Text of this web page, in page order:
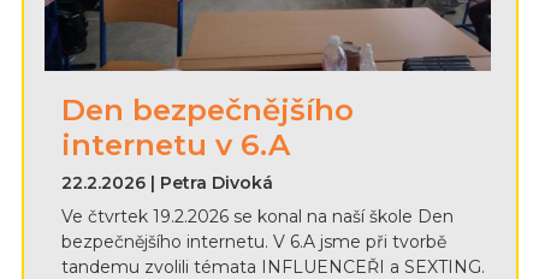
Den bezpečnějšího
internetu v 6.A
22.2.2026 | Petra Divoká
Ve čtvrtek 19.2.2026 se konal na naší škole Den
bezpečnějšího internetu. V 6.A jsme při tvorbě
tandemu zvolili témata INFLUENCEŘI a SEXTING.